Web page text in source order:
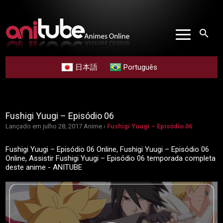
search
日本語 Português
Fushigi Yuugi – Episódio 06
Lançado em julho 28, 2017 Anime › Fushigi Yuugi – Episódio 06
Fushigi Yuugi – Episódio 06 Online, Fushigi Yuugi – Episódio 06
Online, Assistir Fushigi Yuugi – Episódio 06 temporada completa
deste anime - ANITUBE